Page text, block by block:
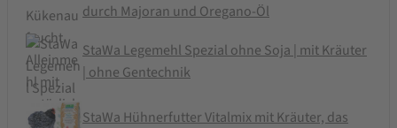
durch Majoran und Oregano-Öl
StaWa Legemehl Spezial ohne Soja | mit Kräuter
| ohne Gentechnik
StaWa Hühnerfutter Vitalmix mit Kräuter, das